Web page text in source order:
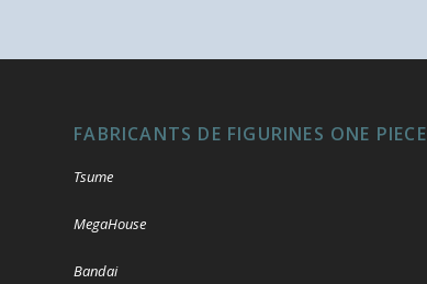
FABRICANTS DE FIGURINES ONE PIECE
Tsume
MegaHouse
Bandai